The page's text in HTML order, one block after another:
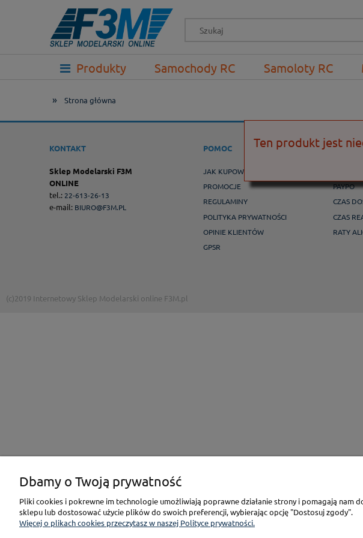
Produkty Samochody RC Samoloty RC
Prezenty
» Strona główna
Ten produkt jest
KONTAKT
Sklep Modelarski F3M
ONLINE
tel.: 22-613-26-13
e-mail: BIURO@F3M.PL
POMOC
JAK KUPOWAĆ ?
PROMOCJE
REGULAMINY
POLITYKA PRYWATNOŚCI
OPINIE KLIENTÓW
GPSR
PAYPO
CZAS
CZAS
RATY
(c)2019 Internetowy Sklep Modelarski online F3M.pl
Dbamy o Twoją prywatność
Pliki cookies i pokrewne im technologie umożliwiają poprawne działanie strony i pomagają
sklepu lub dostosować użycie plików do swoich preferencji, wybierając opcję "Dostosuj zgody".
Więcej o plikach cookies przeczytasz w naszej Polityce prywatności.